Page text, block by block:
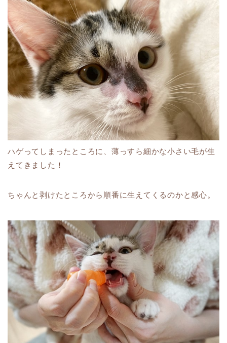
ハゲってしまったところに、薄っすら細かな小さい毛が生
えてきました！
ちゃんと剥けたところから順番に生えてくるのかと感心。